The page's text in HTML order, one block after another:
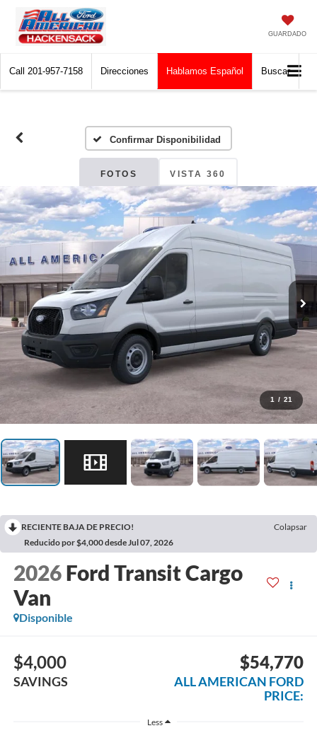
GUARDADO
Call 201-957-7158 Direcciones Hablamos Español Buscar
Confirmar Disponibilidad
FOTOS VISTA 360
1 / 21
RECIENTE BAJA DE PRECIO!
Colapsar
Reducido por $4,000 desde Jul 07, 2026
2026 Ford Transit Cargo
Van
Disponible
$4,000
SAVINGS
$54,770
ALL AMERICAN FORD
PRICE:
Less